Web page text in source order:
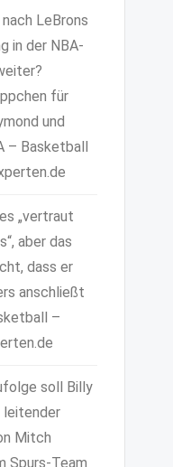
LeBrons
in der NBA-
für
und
– Basketball
„vertraut
aber das
dass er
anschließt
–
soll Billy
leitender
Mitch
Spurs-Team